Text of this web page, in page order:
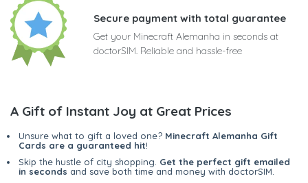
Secure payment with total guarantee
Get your Minecraft Alemanha in seconds at
doctorSIM. Reliable and hassle-free
A Gift of Instant Joy at Great Prices
Unsure what to gift a loved one? Minecraft Alemanha Gift
Cards are a guaranteed hit!
Skip the hustle of city shopping. Get the perfect gift emailed
in seconds and save both time and money with doctorSIM.